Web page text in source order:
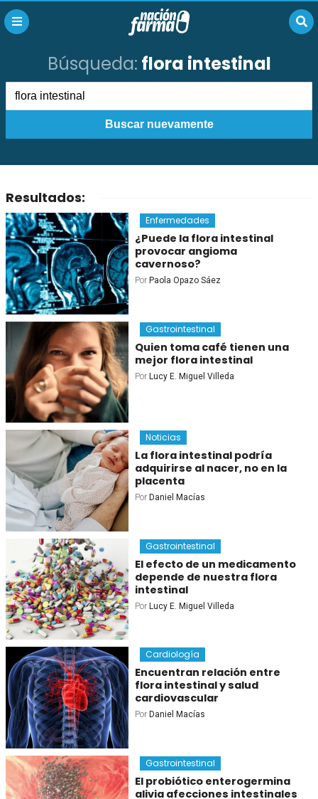
Búsqueda: flora intestinal
Buscar nuevamente
Resultados:
Enfermedades
¿Puede la flora intestinal
provocar angioma
cavernoso?
Por Paola Opazo Sáez
Gastrointestinal
Quien toma café tienen una
mejor flora intestinal
Por Lucy E. Miguel Villeda
Noticias
La flora intestinal podría
adquirirse al nacer, no en la
placenta
Por Daniel Macías
Gastrointestinal
El efecto de un medicamento
depende de nuestra flora
intestinal
Por Lucy E. Miguel Villeda
Cardiología
Encuentran relación entre
flora intestinal y salud
cardiovascular
Por Daniel Macías
Gastrointestinal
El probiótico enterogermina
alivia afecciones intestinales